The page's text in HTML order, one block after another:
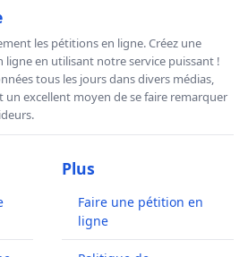
les pétitions en ligne. Créez une
en utilisant notre service puissant !
tous les jours dans divers médias,
un excellent moyen de se faire remarquer
Plus
Faire une pétition en
ligne